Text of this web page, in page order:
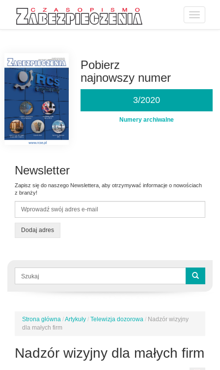
Toggle
Pobierz
najnowszy numer
3/2020
Numery archiwalne
Newsletter
Zapisz się do naszego Newslettera, aby otrzymywać informacje o nowościach
z branży!
Dodaj adres
Formularz
wyszukiwania
Jesteś
tutaj
Strona główna /Artykuły / Telewizja dozorowa / Nadzór wizyjny
dla małych firm
Nadzór wizyjny dla małych firm